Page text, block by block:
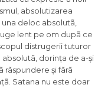
absolutizarea
deloc absolutã,
lent pe om dupã ce
distrugerii tuturor
dorința de a-și
rãspundere și fãrã
Satana nu este doar